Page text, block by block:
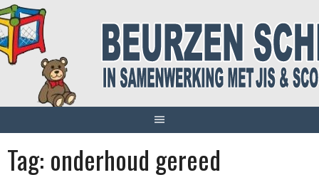
Spring
naar
inhoud
Tag: onderhoud gereed